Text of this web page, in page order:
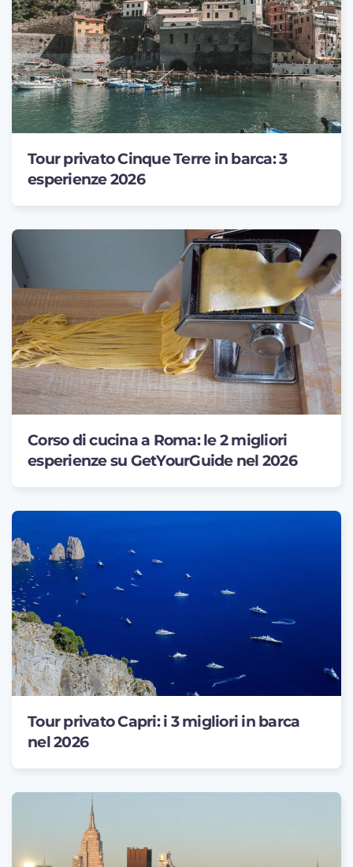
Tour privato Cinque Terre in barca: 3
esperienze 2026
Corso di cucina a Roma: le 2 migliori
esperienze su GetYourGuide nel 2026
Tour privato Capri: i 3 migliori in barca
nel 2026